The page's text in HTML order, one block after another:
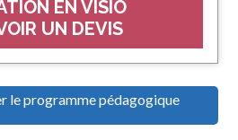
EN VISIO
UN DEVIS
le programme pédagogique